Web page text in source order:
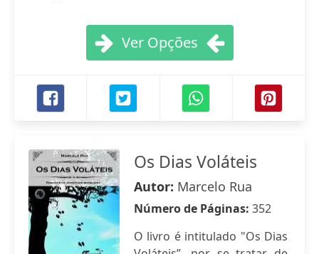
Ver Opções
Os Dias Voláteis
Autor: Marcelo Rua
Número de Páginas: 352
O livro é intitulado "Os Dias